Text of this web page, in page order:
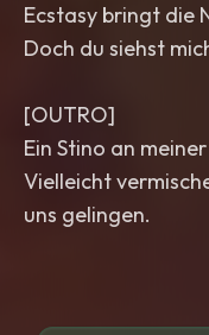
Ecstasy bringt die
Doch du siehst
[OUTRO]
Ein Stino an
Vielleicht